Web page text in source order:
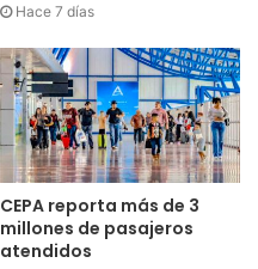
Hace 7 días
CEPA reporta más de 3
millones de pasajeros
atendidos